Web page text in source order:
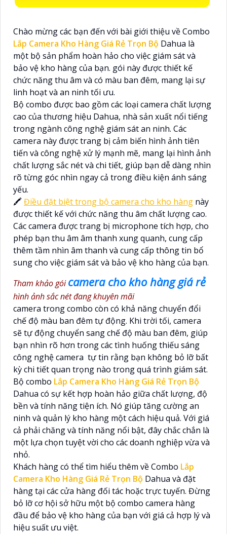
Chào mừng các bạn đến với bài giới thiệu về Combo
Lắp Camera Kho Hàng Giá Rẻ Trọn Bộ Dahua là
một bộ sản phẩm hoàn hảo cho việc giám sát và
bảo vệ kho hàng của bạn. gói này được thiết kế
chức năng thu âm và có màu ban đêm, mang lại sự
linh hoạt và an ninh tối ưu.
Bộ combo được bao gồm các loại camera chất lượng
cao của thương hiệu Dahua, nhà sản xuất nổi tiếng
trong ngành công nghệ giám sát an ninh. Các
camera này được trang bị cảm biến hình ảnh tiên
tiến và công nghệ xử lý mạnh mẽ, mang lại hình ảnh
chất lượng sắc nét và chi tiết, giúp bạn dễ dàng nhìn
rõ từng góc nhìn ngay cả trong điều kiện ánh sáng
yếu.
🖍Điều đặt biệt trong bộ camera cho kho hàng này
được thiết kế với chức năng thu âm chất lượng cao.
Các camera được trang bị microphone tích hợp, cho
phép bạn thu âm âm thanh xung quanh, cung cấp
thêm tầm nhìn âm thanh và cung cấp thông tin bổ
sung cho việc giám sát và bảo vệ kho hàng của bạn.
Tham khảo góicamera cho kho hàng giá rẻ
hình ảnh sắc nét đang khuyên mãi
camera trong combo còn có khả năng chuyển đổi
chế độ màu ban đêm tự động. Khi trời tối, camera
sẽ tự động chuyển sang chế độ màu ban đêm, giúp
bạn nhìn rõ hơn trong các tình huống thiếu sáng
công nghệ camera tự tin rằng bạn không bỏ lỡ bất
kỳ chi tiết quan trọng nào trong quá trình giám sát.
Bộ combo Lắp Camera Kho Hàng Giá Rẻ Trọn Bộ
Dahua có sự kết hợp hoàn hảo giữa chất lượng, độ
bền và tính năng tiện ích. Nó giúp tăng cường an
ninh và quản lý kho hàng một cách hiệu quả. Với giá
cả phải chăng và tính năng nổi bật, đây chắc chắn là
một lựa chọn tuyệt vời cho các doanh nghiệp vừa và
nhỏ.
Khách hàng có thể tìm hiểu thêm về Combo Lắp
Camera Kho Hàng Giá Rẻ Trọn Bộ Dahua và đặt
hàng tại các cửa hàng đối tác hoặc trực tuyến. Đừng
bỏ lỡ cơ hội sở hữu một bộ combo camera hàng
đầu để bảo vệ kho hàng của bạn với giá cả hợp lý và
hiệu suất ưu việt.